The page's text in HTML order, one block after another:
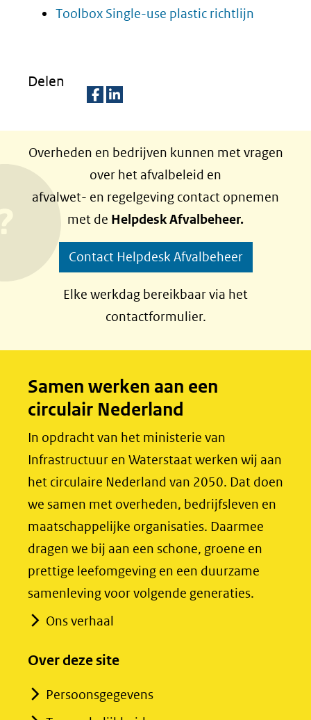
naar
Toolbox Single-use plastic richtlijn
Delen
l
e
n
o
p
F
b
o
k
(opent
nieuw
naar
een
andere
website)
l
e
n
o
p
L
e
I
n
(opent
nieuw
naar
een
andere
website)
Overheden en bedrijven kunnen met vragen
over het afvalbeleid en
afvalwet- en regelgeving contact opnemen
met de Helpdesk Afvalbeheer.
Contact Helpdesk Afvalbeheer
Elke werkdag bereikbaar via het
contactformulier.
Samen werken aan een
circulair Nederland
In opdracht van het ministerie van
Infrastructuur en Waterstaat werken wij aan
het circulaire Nederland van 2050. Dat doen
we samen met overheden, bedrijfsleven en
maatschappelijke organisaties. Daarmee
dragen we bij aan een schone, groene en
prettige leefomgeving en een duurzame
samenleving voor volgende generaties.
Ons verhaal
Over deze site
Persoonsgegevens